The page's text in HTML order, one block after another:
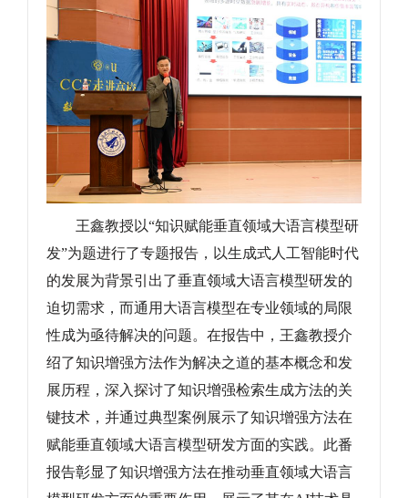
王鑫教授以“知识赋能垂直领域大语言模型研
发”为题进行了专题报告，以生成式人工智能时代
的发展为背景引出了垂直领域大语言模型研发的
迫切需求，而通用大语言模型在专业领域的局限
性成为亟待解决的问题。在报告中，王鑫教授介
绍了知识增强方法作为解决之道的基本概念和发
展历程，深入探讨了知识增强检索生成方法的关
键技术，并通过典型案例展示了知识增强方法在
赋能垂直领域大语言模型研发方面的实践。此番
报告彰显了知识增强方法在推动垂直领域大语言